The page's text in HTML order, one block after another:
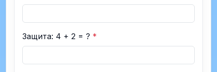
Защита: 4 + 2 = ? *